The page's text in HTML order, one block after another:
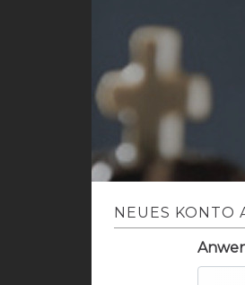
NEUES KONTO